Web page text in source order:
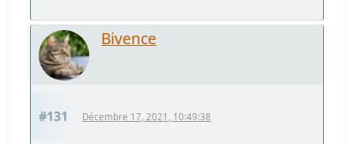
Bivence
#131 Décembre 17, 2021, 10:49:38